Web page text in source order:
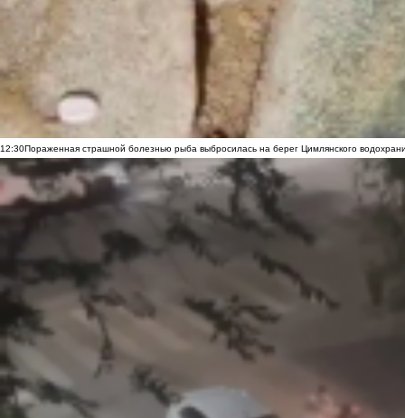
12:30Пораженная страшной болезнью рыба выбросилась на берег Цимлянского